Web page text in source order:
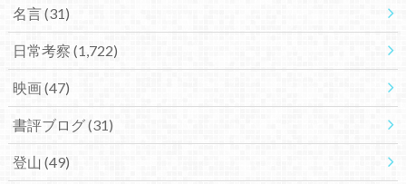
名言(31)
日常考察 (1,722)
映画(47)
書評ブログ(31)
登山 (49)